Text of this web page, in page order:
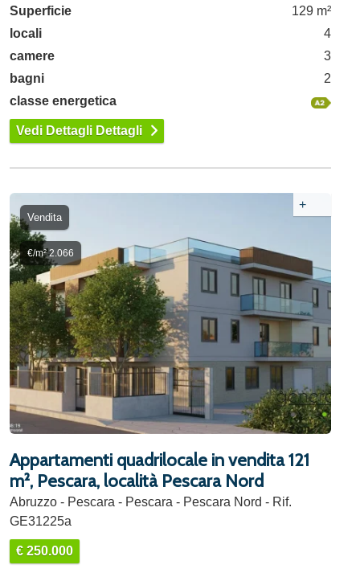
Superficie
129 m²
locali
4
camere
3
bagni
2
classe energetica
Vedi Dettagli Dettagli
Vendita
€/m² 2.066
+
Appartamenti quadrilocale in vendita 121
m², Pescara, località Pescara Nord
Abruzzo - Pescara - Pescara - Pescara Nord - Rif.
GE31225a
€ 250.000